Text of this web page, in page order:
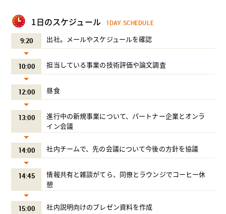
1日のスケジュール 1DAY SCHEDULE
9:20 出社。メールやスケジュールを確認
10:00 担当している事業の技術評価や論文調査
12:00 昼食
13:00
進行中の新規事業について、パートナー企業とオンラ
イン会議
14:00 社内チームで、先の会議について今後の方針を協議
14:45
情報共有と雑談がてら、同僚とラウンジでコーヒー休
憩
15:00 社内説明向けのプレゼン資料を作成